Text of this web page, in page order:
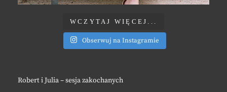
WCZYTAJ WIĘCEJ...
Obserwuj na Instagramie
Robert i Julia – sesja zakochanych